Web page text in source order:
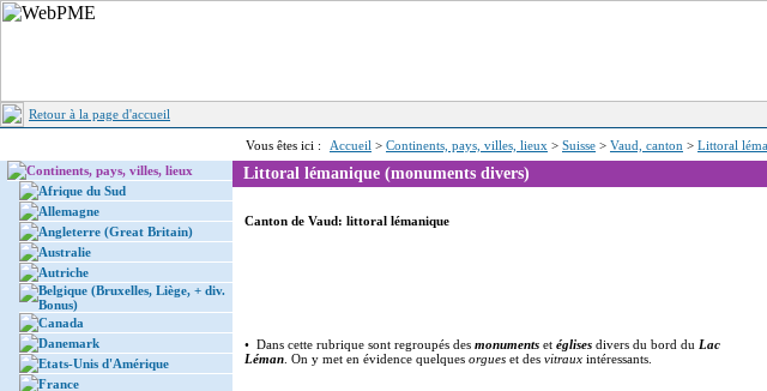
Retour à la page d'accueil
Vous êtes ici : Accueil > Continents, pays, villes, lieux > Suisse > Vaud, canton > Littoral
Continents, pays, villes, lieux
Afrique du Sud
Allemagne
Angleterre (Great Britain)
Australie
Autriche
Belgique (Bruxelles, Liège, + div.
Bonus)
Canada
Danemark
Etats-Unis d'Amérique
France
Littoral lémanique (monuments divers)
Canton de Vaud: littoral lémanique
• Dans cette rubrique sont regroupés des monuments et églises divers du bord du Lac
Léman . On y met en évidence quelques orgues et des vitraux intéressants.